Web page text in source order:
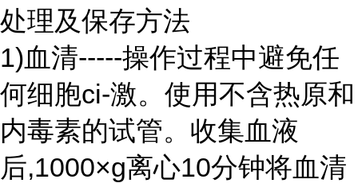
处理及保存方法
1)血清-----操作过程中避免任
何细胞ci-激。使用不含热原和
内毒素的试管。收集血液
后,1000×g离心10分钟将血清